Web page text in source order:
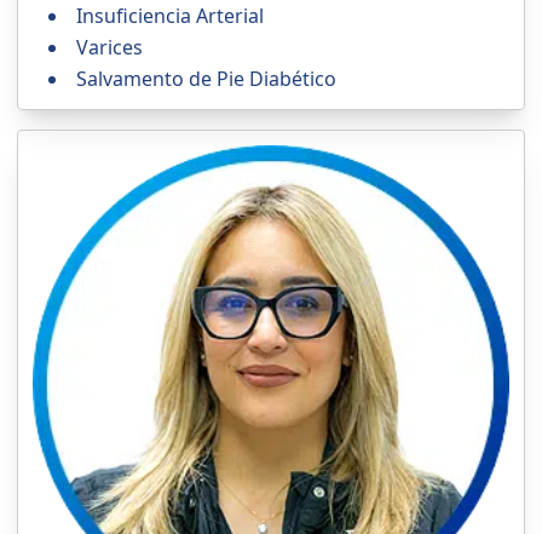
Insuficiencia Arterial
Varices
Salvamento de Pie Diabético